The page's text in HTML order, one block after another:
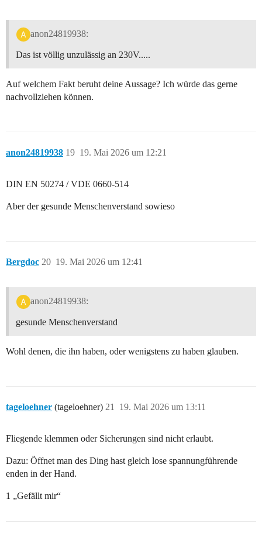
anon24819938:
Das ist völlig unzulässig an 230V.....
Auf welchem Fakt beruht deine Aussage? Ich würde das gerne
nachvollziehen können.
anon24819938 19. Mai 2026 um 12:21
19
DIN EN 50274 / VDE 0660-514
Aber der gesunde Menschenverstand sowieso
Bergdoc 19. Mai 2026 um 12:41
20
anon24819938:
gesunde Menschenverstand
Wohl denen, die ihn haben, oder wenigstens zu haben glauben.
tageloehner (tageloehner) 19. Mai 2026 um 13:11
21
Fliegende klemmen oder Sicherungen sind nicht erlaubt.
Dazu: Öffnet man des Ding hast gleich lose spannungführende
enden in der Hand.
1 „Gefällt mir“